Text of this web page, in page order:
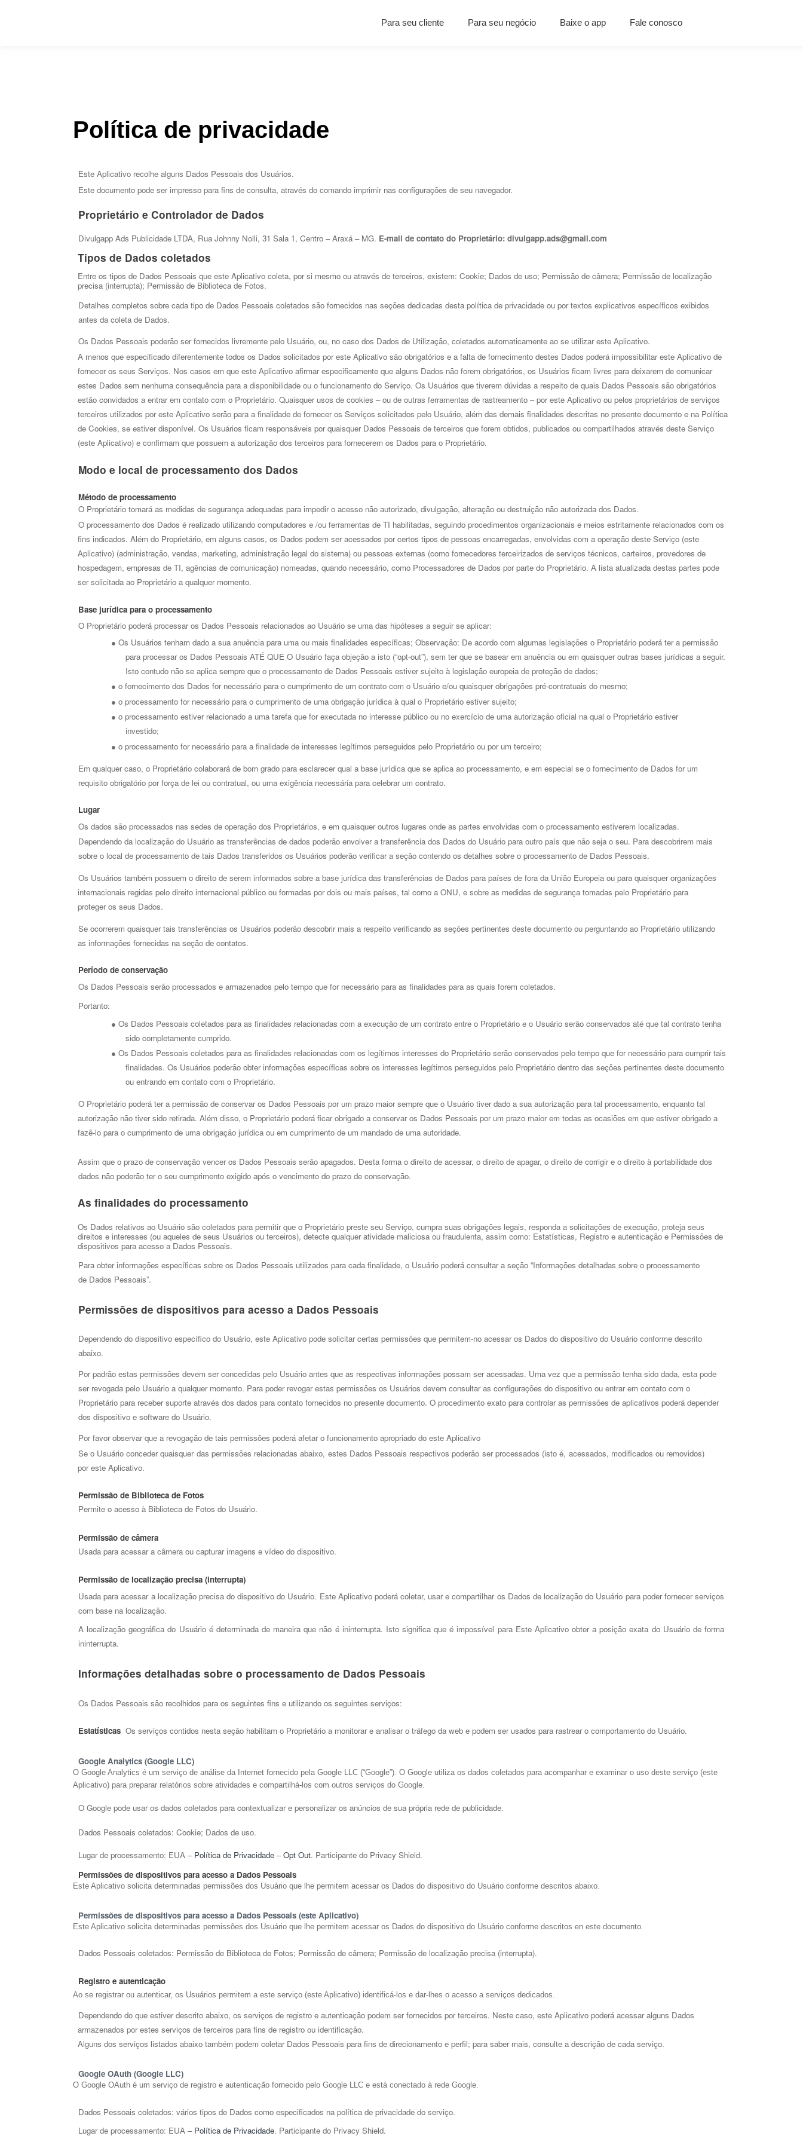
Para seu cliente Para seu negócio Baixe o app Fale conosco
Política de privacidade
Este Aplicativo recolhe alguns Dados Pessoais dos Usuários.
Este documento pode ser impresso para fins de consulta, através do comando imprimir nas configurações de seu navegador.
Proprietário e Controlador de Dados
Divulgapp Ads Publicidade LTDA, Rua Johnny Nolli, 31 Sala 1, Centro – Araxá – MG. E-mail de contato do Proprietário: divulgapp.ads@gmail.com
Tipos de Dados coletados
Entre os tipos de Dados Pessoais que este Aplicativo coleta, por si mesmo ou através de terceiros, existem: Cookie; Dados de uso; Permissão de câmera; Permissão de localização
precisa (interrupta); Permissão de Biblioteca de Fotos.
Detalhes completos sobre cada tipo de Dados Pessoais coletados são fornecidos nas seções dedicadas desta política de privacidade ou por textos explicativos específicos exibidos
antes da coleta de Dados.
Os Dados Pessoais poderão ser fornecidos livremente pelo Usuário, ou, no caso dos Dados de Utilização, coletados automaticamente ao se utilizar este Aplicativo.
A menos que especificado diferentemente todos os Dados solicitados por este Aplicativo são obrigatórios e a falta de fornecimento destes Dados poderá impossibilitar este Aplicativo de
fornecer os seus Serviços. Nos casos em que este Aplicativo afirmar especificamente que alguns Dados não forem obrigatórios, os Usuários ficam livres para deixarem de comunicar
estes Dados sem nenhuma consequência para a disponibilidade ou o funcionamento do Serviço. Os Usuários que tiverem dúvidas a respeito de quais Dados Pessoais são obrigatórios
estão convidados a entrar em contato com o Proprietário.Quaisquer usos de cookies – ou de outras ferramentas de rastreamento – por este Aplicativo ou pelos proprietários de serviços
terceiros utilizados por este Aplicativo serão para a finalidade de fornecer os Serviços solicitados pelo Usuário, além das demais finalidades descritas no presente documento e na Política
de Cookies, se estiver disponível.Os Usuários ficam responsáveis por quaisquer Dados Pessoais de terceiros que forem obtidos, publicados ou compartilhados através deste Serviço
(este Aplicativo) e confirmam que possuem a autorização dos terceiros para fornecerem os Dados para o Proprietário.
Modo e local de processamento dos Dados
Método de processamento
O Proprietário tomará as medidas de segurança adequadas para impedir o acesso não autorizado, divulgação, alteração ou destruição não autorizada dos Dados.
O processamento dos Dados é realizado utilizando computadores e /ou ferramentas de TI habilitadas, seguindo procedimentos organizacionais e meios estritamente relacionados com os
fins indicados. Além do Proprietário, em alguns casos, os Dados podem ser acessados por certos tipos de pessoas encarregadas, envolvidas com a operação deste Serviço (este
Aplicativo) (administração, vendas, marketing, administração legal do sistema) ou pessoas externas (como fornecedores terceirizados de serviços técnicos, carteiros, provedores de
hospedagem, empresas de TI, agências de comunicação) nomeadas, quando necessário, como Processadores de Dados por parte do Proprietário. A lista atualizada destas partes pode
ser solicitada ao Proprietário a qualquer momento.
Base jurídica para o processamento
O Proprietário poderá processar os Dados Pessoais relacionados ao Usuário se uma das hipóteses a seguir se aplicar:
● Os Usuários tenham dado a sua anuência para uma ou mais finalidades específicas; Observação: De acordo com algumas legislações o Proprietário poderá ter a permissão
para processar os Dados Pessoais ATÉ QUE O Usuário faça objeção a isto (“opt-out”), sem ter que se basear em anuência ou em quaisquer outras bases jurídicas a seguir.
Isto contudo não se aplica sempre que o processamento de Dados Pessoais estiver sujeito à legislação europeia de proteção de dados;
● o fornecimento dos Dados for necessário para o cumprimento de um contrato com o Usuário e/ou quaisquer obrigações pré-contratuais do mesmo;
● o processamento for necessário para o cumprimento de uma obrigação jurídica à qual o Proprietário estiver sujeito;
● o processamento estiver relacionado a uma tarefa que for executada no interesse público ou no exercício de uma autorização oficial na qual o Proprietário estiver
investido;
● o processamento for necessário para a finalidade de interesses legítimos perseguidos pelo Proprietário ou por um terceiro;
Em qualquer caso, o Proprietário colaborará de bom grado para esclarecer qual a base jurídica que se aplica ao processamento, e em especial se o fornecimento de Dados for um
requisito obrigatório por força de lei ou contratual, ou uma exigência necessária para celebrar um contrato.
Lugar
Os dados são processados nas sedes de operação dos Proprietários, e em quaisquer outros lugares onde as partes envolvidas com o processamento estiverem localizadas.
Dependendo da localização do Usuário as transferências de dados poderão envolver a transferência dos Dados do Usuário para outro país que não seja o seu. Para descobrirem mais
sobre o local de processamento de tais Dados transferidos os Usuários poderão verificar a seção contendo os detalhes sobre o processamento de Dados Pessoais.
Os Usuários também possuem o direito de serem informados sobre a base jurídica das transferências de Dados para países de fora da União Europeia ou para quaisquer organizações
internacionais regidas pelo direito internacional público ou formadas por dois ou mais países, tal como a ONU, e sobre as medidas de segurança tomadas pelo Proprietário para
proteger os seus Dados.
Se ocorrerem quaisquer tais transferências os Usuários poderão descobrir mais a respeito verificando as seções pertinentes deste documento ou perguntando ao Proprietário utilizando
as informações fornecidas na seção de contatos.
Período de conservação
Os Dados Pessoais serão processados e armazenados pelo tempo que for necessário para as finalidades para as quais forem coletados.
Portanto:
● Os Dados Pessoais coletados para as finalidades relacionadas com a execução de um contrato entre o Proprietário e o Usuário serão conservados até que tal contrato tenha
sido completamente cumprido.
● Os Dados Pessoais coletados para as finalidades relacionadas com os legítimos interesses do Proprietário serão conservados pelo tempo que for necessário para cumprir tais
finalidades. Os Usuários poderão obter informações específicas sobre os interesses legítimos perseguidos pelo Proprietário dentro das seções pertinentes deste documento
ou entrando em contato com o Proprietário.
O Proprietário poderá ter a permissão de conservar os Dados Pessoais por um prazo maior sempre que o Usuário tiver dado a sua autorização para tal processamento, enquanto tal
autorização não tiver sido retirada. Além disso, o Proprietário poderá ficar obrigado a conservar os Dados Pessoais por um prazo maior em todas as ocasiões em que estiver obrigado a
fazê-lo para o cumprimento de uma obrigação jurídica ou em cumprimento de um mandado de uma autoridade.
Assim que o prazo de conservação vencer os Dados Pessoais serão apagados. Desta forma o direito de acessar, o direito de apagar, o direito de corrigir e o direito à portabilidade dos
dados não poderão ter o seu cumprimento exigido após o vencimento do prazo de conservação.
As finalidades do processamento
Os Dados relativos ao Usuário são coletados para permitir que o Proprietário preste seu Serviço, cumpra suas obrigações legais, responda a solicitações de execução, proteja seus
direitos e interesses (ou aqueles de seus Usuários ou terceiros), detecte qualquer atividade maliciosa ou fraudulenta, assim como: Estatísticas, Registro e autenticação e Permissões de
dispositivos para acesso a Dados Pessoais.
Para obter informações específicas sobre os Dados Pessoais utilizados para cada finalidade, o Usuário poderá consultar a seção “Informações detalhadas sobre o processamento
de Dados Pessoais”.
Permissões de dispositivos para acesso a Dados Pessoais
Dependendo do dispositivo específico do Usuário, este Aplicativo pode solicitar certas permissões que permitem-no acessar os Dados do dispositivo do Usuário conforme descrito
abaixo.
Por padrão estas permissões devem ser concedidas pelo Usuário antes que as respectivas informações possam ser acessadas. Uma vez que a permissão tenha sido dada, esta pode
ser revogada pelo Usuário a qualquer momento. Para poder revogar estas permissões os Usuários devem consultar as configurações do dispositivo ou entrar em contato com o
Proprietário para receber suporte através dos dados para contato fornecidos no presente documento. O procedimento exato para controlar as permissões de aplicativos poderá depender
dos dispositivo e software do Usuário.
Por favor observar que a revogação de tais permissões poderá afetar o funcionamento apropriado do este Aplicativo
Se o Usuário conceder quaisquer das permissões relacionadas abaixo, estes Dados Pessoais respectivos poderão ser processados (isto é, acessados, modificados ou removidos)
por este Aplicativo.
Permissão de Biblioteca de Fotos
Permite o acesso à Biblioteca de Fotos do Usuário.
Permissão de câmera
Usada para acessar a câmera ou capturar imagens e vídeo do dispositivo.
Permissão de localização precisa (interrupta)
Usada para acessar a localização precisa do dispositivo do Usuário. Este Aplicativo poderá coletar, usar e compartilhar os Dados de localização do Usuário para poder fornecer serviços
com base na localização.
A localização geográfica do Usuário é determinada de maneira que não é ininterrupta. Isto significa que é impossível para Este Aplicativo obter a posição exata do Usuário de forma
ininterrupta.
Informações detalhadas sobre o processamento de Dados Pessoais
Os Dados Pessoais são recolhidos para os seguintes fins e utilizando os seguintes serviços:
EstatísticasOs serviços contidos nesta seção habilitam o Proprietário a monitorar e analisar o tráfego da web e podem ser usados para rastrear o comportamento do Usuário.
Google Analytics (Google LLC)
O Google Analytics é um serviço de análise da Internet fornecido pela Google LLC (“Google”). O Google utiliza os dados coletados para acompanhar e examinar o uso deste serviço (este
Aplicativo) para preparar relatórios sobre atividades e compartilhá-los com outros serviços do Google.
O Google pode usar os dados coletados para contextualizar e personalizar os anúncios de sua própria rede de publicidade.
Dados Pessoais coletados: Cookie; Dados de uso.
Lugar de processamento: EUA – Política de Privacidade – Opt Out. Participante do Privacy Shield.
Permissões de dispositivos para acesso a Dados Pessoais
Este Aplicativo solicita determinadas permissões dos Usuário que lhe permitem acessar os Dados do dispositivo do Usuário conforme descritos abaixo.
Permissões de dispositivos para acesso a Dados Pessoais (este Aplicativo)
Este Aplicativo solicita determinadas permissões dos Usuário que lhe permitem acessar os Dados do dispositivo do Usuário conforme descritos en este documento.
Dados Pessoais coletados: Permissão de Biblioteca de Fotos; Permissão de câmera; Permissão de localização precisa (interrupta).
Registro e autenticação
Ao se registrar ou autenticar, os Usuários permitem a este serviço (este Aplicativo) identificá-los e dar-lhes o acesso a serviços dedicados.
Dependendo do que estiver descrito abaixo, os serviços de registro e autenticação podem ser fornecidos por terceiros. Neste caso, este Aplicativo poderá acessar alguns Dados
armazenados por estes serviços de terceiros para fins de registro ou identificação.
Alguns dos serviços listados abaixo também podem coletar Dados Pessoais para fins de direcionamento e perfil; para saber mais, consulte a descrição de cada serviço.
Google OAuth (Google LLC)
O Google OAuth é um serviço de registro e autenticação fornecido pelo Google LLC e está conectado à rede Google.
Dados Pessoais coletados: vários tipos de Dados como especificados na política de privacidade do serviço.
Lugar de processamento: EUA – Política de Privacidade. Participante do Privacy Shield.